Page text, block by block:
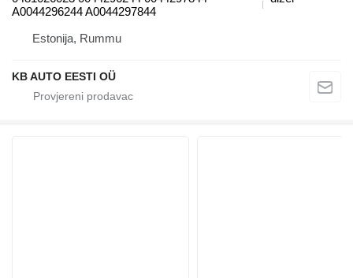
A0044296244 A0044297844
Estonija, Rummu
KB AUTO EESTI OÜ